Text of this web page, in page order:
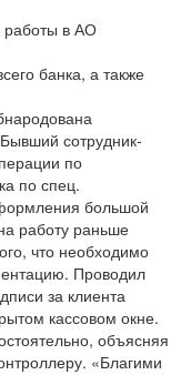
работы в АО
банка, а также
сотрудник-
по
по спец.
большой
работу раньше
что необходимо
Проводил
за клиента
кассовом окне.
объясняя
«Благими